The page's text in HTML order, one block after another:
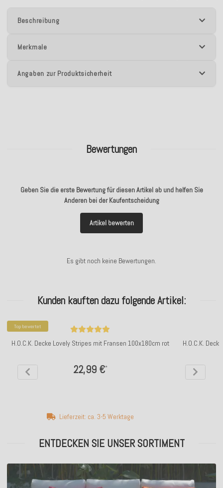
Beschreibung
Merkmale
Angaben zur Produktsicherheit
Bewertungen
Geben Sie die erste Bewertung für diesen Artikel ab und helfen Sie
Anderen bei der Kaufentscheidung
Artikel bewerten
Es gibt noch keine Bewertungen.
Kunden kauften dazu folgende Artikel:
Top bewertet
H.O.C.K. Decke Lovely Stripes mit Fransen 100x180cm rot
22,99 €*
Lieferzeit: ca. 3-5 Werktage
H.O.C.K.
ENTDECKEN SIE UNSER SORTIMENT